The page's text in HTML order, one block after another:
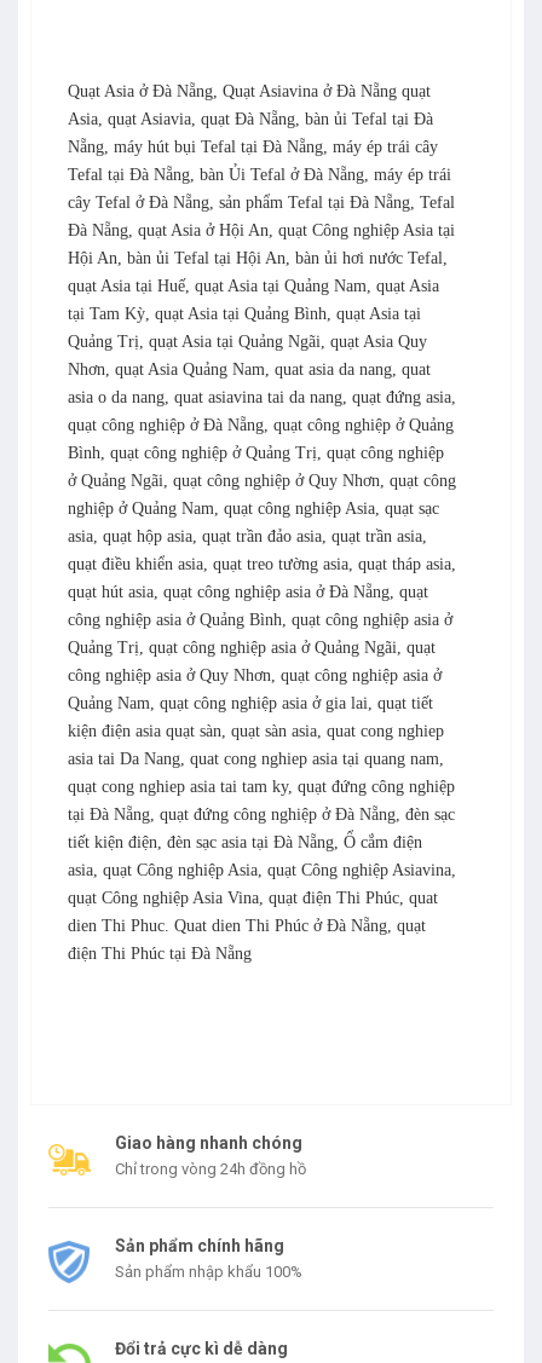
Quạt Asia ở Đà Nẵng, Quạt Asiavina ở Đà Nẵng quạt
Asia, quạt Asiavia, quạt Đà Nẵng, bàn ủi Tefal tại Đà
Nẵng, máy hút bụi Tefal tại Đà Nẵng, máy ép trái cây
Tefal tại Đà Nẵng, bàn Ủi Tefal ở Đà Nẵng, máy ép trái
cây Tefal ở Đà Nẵng, sản phẩm Tefal tại Đà Nẵng, Tefal
Đà Nẵng, quạt Asia ở Hội An, quạt Công nghiệp Asia tại
Hội An, bàn ủi Tefal tại Hội An, bàn ủi hơi nước Tefal,
quạt Asia tại Huế, quạt Asia tại Quảng Nam, quạt Asia
tại Tam Kỳ, quạt Asia tại Quảng Bình, quạt Asia tại
Quảng Trị, quạt Asia tại Quảng Ngãi, quạt Asia Quy
Nhơn, quạt Asia Quảng Nam, quat asia da nang, quat
asia o da nang, quat asiavina tai da nang, quạt đứng asia,
quạt công nghiệp ở Đà Nẵng, quạt công nghiệp ở Quảng
Bình, quạt công nghiệp ở Quảng Trị, quạt công nghiệp
ở Quảng Ngãi, quạt công nghiệp ở Quy Nhơn, quạt công
nghiệp ở Quảng Nam, quạt công nghiệp Asia, quạt sạc
asia, quạt hộp asia, quạt trần đảo asia, quạt trần asia,
quạt điều khiển asia, quạt treo tường asia, quạt tháp asia,
quạt hút asia, quạt công nghiệp asia ở Đà Nẵng, quạt
công nghiệp asia ở Quảng Bình, quạt công nghiệp asia ở
Quảng Trị, quạt công nghiệp asia ở Quảng Ngãi, quạt
công nghiệp asia ở Quy Nhơn, quạt công nghiệp asia ở
Quảng Nam, quạt công nghiệp asia ở gia lai, quạt tiết
kiện điện asia quạt sàn, quạt sàn asia, quat cong nghiep
asia tai Da Nang, quat cong nghiep asia tại quang nam,
quạt cong nghiep asia tai tam ky, quạt đứng công nghiệp
tại Đà Nẵng, quạt đứng công nghiệp ở Đà Nẵng, đèn sạc
tiết kiện điện, đèn sạc asia tại Đà Nẵng, Ổ cắm điện
asia, quạt Công nghiệp Asia, quạt Công nghiệp Asiavina,
quạt Công nghiệp Asia Vina, quạt điện Thi Phúc, quat
dien Thi Phuc. Quat dien Thi Phúc ở Đà Nẵng, quạt
điện Thi Phúc tại Đà Nẵng
Giao hàng nhanh chóng
Chỉ trong vòng 24h đồng hồ
Sản phẩm chính hãng
Sản phẩm nhập khẩu 100%
Đổi trả cực kì dễ dàng